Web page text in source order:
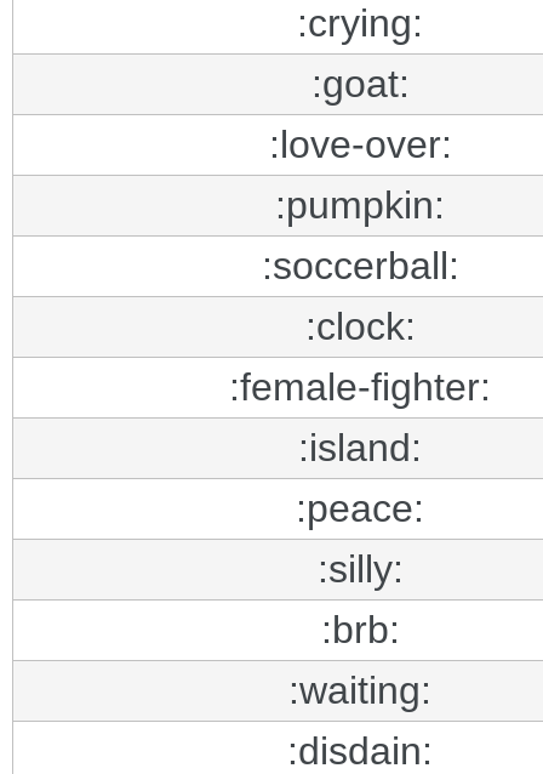
:crying:
:goat:
:love-over:
:pumpkin:
:soccerball:
:clock:
:female-fighter:
:island:
:peace:
:silly:
:brb:
:waiting:
:disdain: